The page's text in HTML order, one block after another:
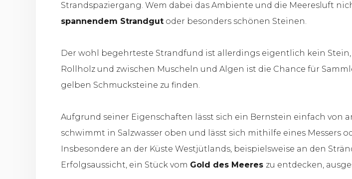
Strandspaziergang. Wem dabei das Ambiente und die Meeresluft
spannendem Strandgut oder besonders schönen Steinen.
Der wohl begehrteste Strandfund ist allerdings eigentlich kein
Rollholz und zwischen Muscheln und Algen ist die Chance für
gelben Schmucksteine zu finden.
Aufgrund seiner Eigenschaften lässt sich ein Bernstein einfach von
schwimmt in Salzwasser oben und lässt sich mithilfe eines Messers
Insbesondere an der Küste Westjütlands, beispielsweise an den
Erfolgsaussicht, ein Stück vom Gold des Meeres zu entdecken,